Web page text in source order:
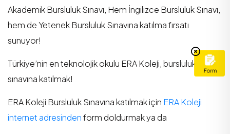
Akademik Bursluluk Sınavı, Hem İngilizce Bursluluk Sınavı,
hem de Yetenek Bursluluk Sınavına katılma fırsatı
sunuyor!
Türkiye’nin en teknolojik okulu ERA Koleji, bursluluk
sınavına katılmak!
ERA Koleji Bursluluk Sınavına katılmak için ERA Koleji
internet adresindenform doldurmak ya da